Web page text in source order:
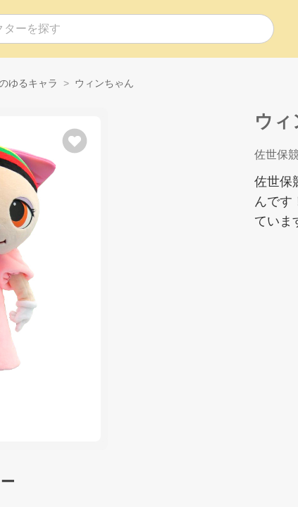
ゆるキャラ ウィンちゃん
ウィ
佐世保
佐世保
んです
ていま